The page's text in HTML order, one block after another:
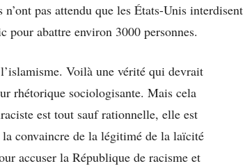
pas attendu que les États-Unis interdisent
pour abattre environ 3000 personnes.
Voilà une vérité qui devrait
rhétorique sociologisante. Mais cela
est tout sauf rationnelle, elle est
convaincre de la légitimé de la laïcité
accuser la République de racisme et